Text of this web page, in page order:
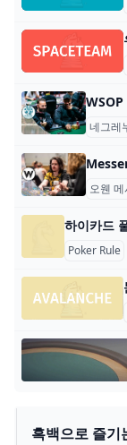
네그레
오웬 메
Poker Rule
흑백으로 즐기